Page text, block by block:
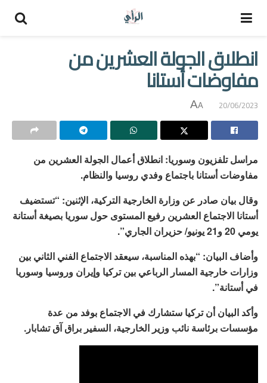
انطلاق الجولة العشرين من
مفاوضات أستانا
20/06/2023
A
A
مراسل تلفزيون وسوريا: انطلاق أعمال الجولة العشرين من
مفاوضات أستانا باجتماع وفدي روسيا والنظام.
وقال بيان صادر عن وزارة الخارجية التركية، الإثنين: “تستضيف
أستانا الاجتماع العشرين رفيع المستوى حول سوريا بصيغة أستانة
يومي 20 و21 يونيو/ حزيران الجاري”.
وأضاف البيان: “بهذه المناسبة، سيعقد الاجتماع الفني الثاني بين
وزارات خارجية المسار الرباعي بين تركيا وإيران وروسيا وسوريا
في أستانة”.
وأكد البيان أن تركيا ستشارك في الاجتماع بوفد من عدة
مؤسسات برئاسة نائب وزير الخارجية، السفير براق آق تشابار.